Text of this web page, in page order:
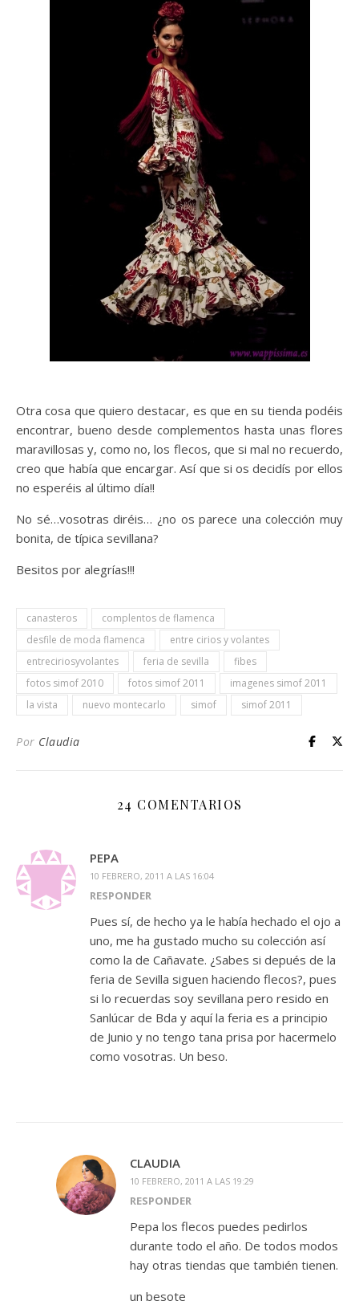
Otra cosa que quiero destacar, es que en su tienda podéis
encontrar, bueno desde complementos hasta unas flores
maravillosas y, como no, los flecos, que si mal no recuerdo,
creo que había que encargar. Así que si os decidís por ellos
no esperéis al último día!!
No sé…vosotras diréis… ¿no os parece una colección muy
bonita, de típica sevillana?
Besitos por alegrías!!!
canasteros
complentos de flamenca
desfile de moda flamenca
entre cirios y volantes
entreciriosyvolantes
feria de sevilla
fibes
fotos simof 2010
fotos simof 2011
imagenes simof 2011
la vista
nuevo montecarlo simof simof 2011
Por Claudia
24 COMENTARIOS
PEPA
10 FEBRERO, 2011 A LAS 16:04
RESPONDER
Pues sí, de hecho ya le había hechado el ojo a
uno, me ha gustado mucho su colección así
como la de Cañavate. ¿Sabes si depués de la
feria de Sevilla siguen haciendo flecos?, pues
si lo recuerdas soy sevillana pero resido en
Sanlúcar de Bda y aquí la feria es a principio
de Junio y no tengo tana prisa por hacermelo
como vosotras. Un beso.
CLAUDIA
10 FEBRERO, 2011 A LAS 19:29
RESPONDER
Pepa los flecos puedes pedirlos
durante todo el año. De todos modos
hay otras tiendas que también tienen.
un besote